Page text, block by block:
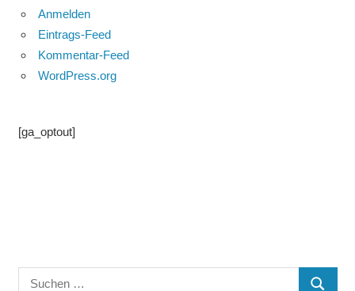
Anmelden
Eintrags-Feed
Kommentar-Feed
WordPress.org
[ga_optout]
Suchen